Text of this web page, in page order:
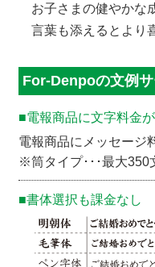
お子さまの健やかな
言葉も添えるとより
For-Denpoの文例
■電報商品に文字料金
電報商品にメッセージ
※筒タイプ･･･最大
■書体選択も課金なし